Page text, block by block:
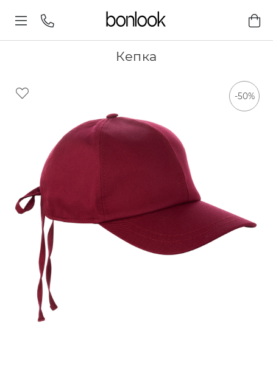
Кепка
-50%